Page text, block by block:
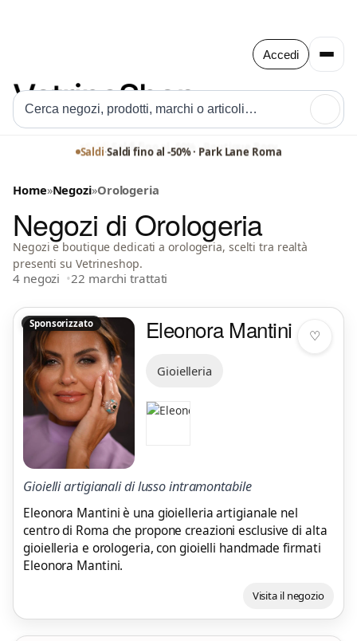
Accedi
Saldi·Saldi fino al -50% · Park Lane Roma
Home»Negozi»Orologeria
Negozi di Orologeria
Negozi e boutique dedicati a orologeria, scelti tra realtà
presenti su Vetrineshop.
4 negozi 22 marchi trattati
Sponsorizzato
♡
Eleonora Mantini
Gioielleria
Gioielli artigianali di lusso intramontabile
Eleonora Mantini è una gioielleria artigianale nel
centro di Roma che propone creazioni esclusive di alta
gioielleria e orologeria, con gioielli handmade firmati
Eleonora Mantini.
Visita il negozio